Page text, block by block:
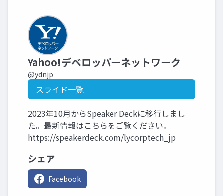
Yahoo!デベロッパーネットワーク
@ydnjp
スライド一覧
2023年10月からSpeaker Deckに移行しまし
た。最新情報はこちらをご覧ください。
https://speakerdeck.com/lycorptech_jp
シェア
Facebook